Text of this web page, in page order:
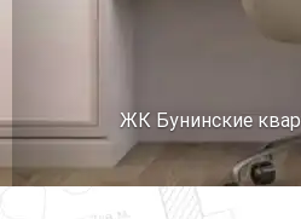
ЖК Бунинские